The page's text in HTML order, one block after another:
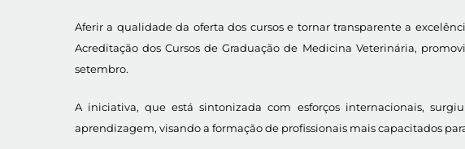
Aferir a qualidade da oferta dos cursos e tornar transparente a
Acreditação dos Cursos de Graduação de Medicina Veterinária,
setembro.
A iniciativa, que está sintonizada com esforços internacionais,
aprendizagem, visando a formação de profissionais mais capacitados